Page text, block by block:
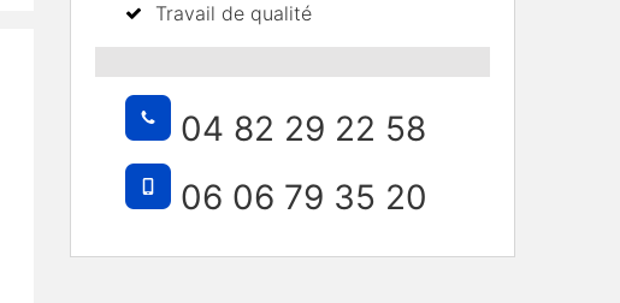
Travail de qualité
04 82 29 22 58
06 06 79 35 20